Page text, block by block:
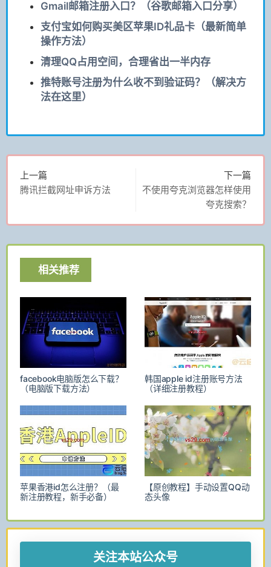
Gmail邮箱注册入口？（谷歌邮箱入口分享）
支付宝如何购买美区苹果ID礼品卡（最新简单
操作方法）
清理QQ占用空间，合理省出一半内存
推特账号注册为什么收不到验证码？（解决方
法在这里）
上一篇
腾讯拦截网址申诉方法
下一篇
不使用夸克浏览器怎样使用
夸克搜索？
相关推荐
facebook电脑版怎么下载？
（电脑版下载方法）
韩国apple id注册账号方法
（详细注册教程）
苹果香港id怎么注册？（最
新注册教程，新手必备）
【原创教程】手动设置QQ动
态头像
关注本站公众号